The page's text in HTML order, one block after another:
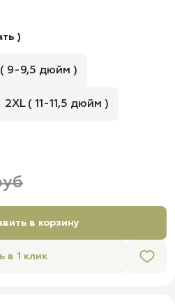
)
( 9-9,5 дюйм )
2XL ( 11-11,5 дюйм )
в корзину
в 1 клик